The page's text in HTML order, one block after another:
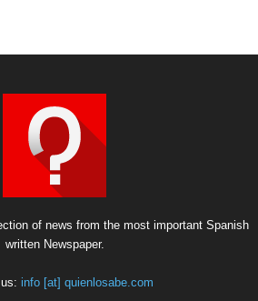
of news from the most important Spanish
written Newspaper.
info [at] quienlosabe.com